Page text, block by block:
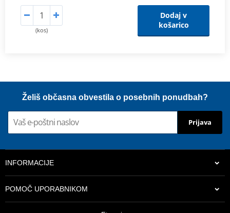
(kos)
Dodaj v
košarico
Želiš občasna obvestila o posebnih ponudbah?
Prijava
INFORMACIJE
POMOČ UPORABNIKOM